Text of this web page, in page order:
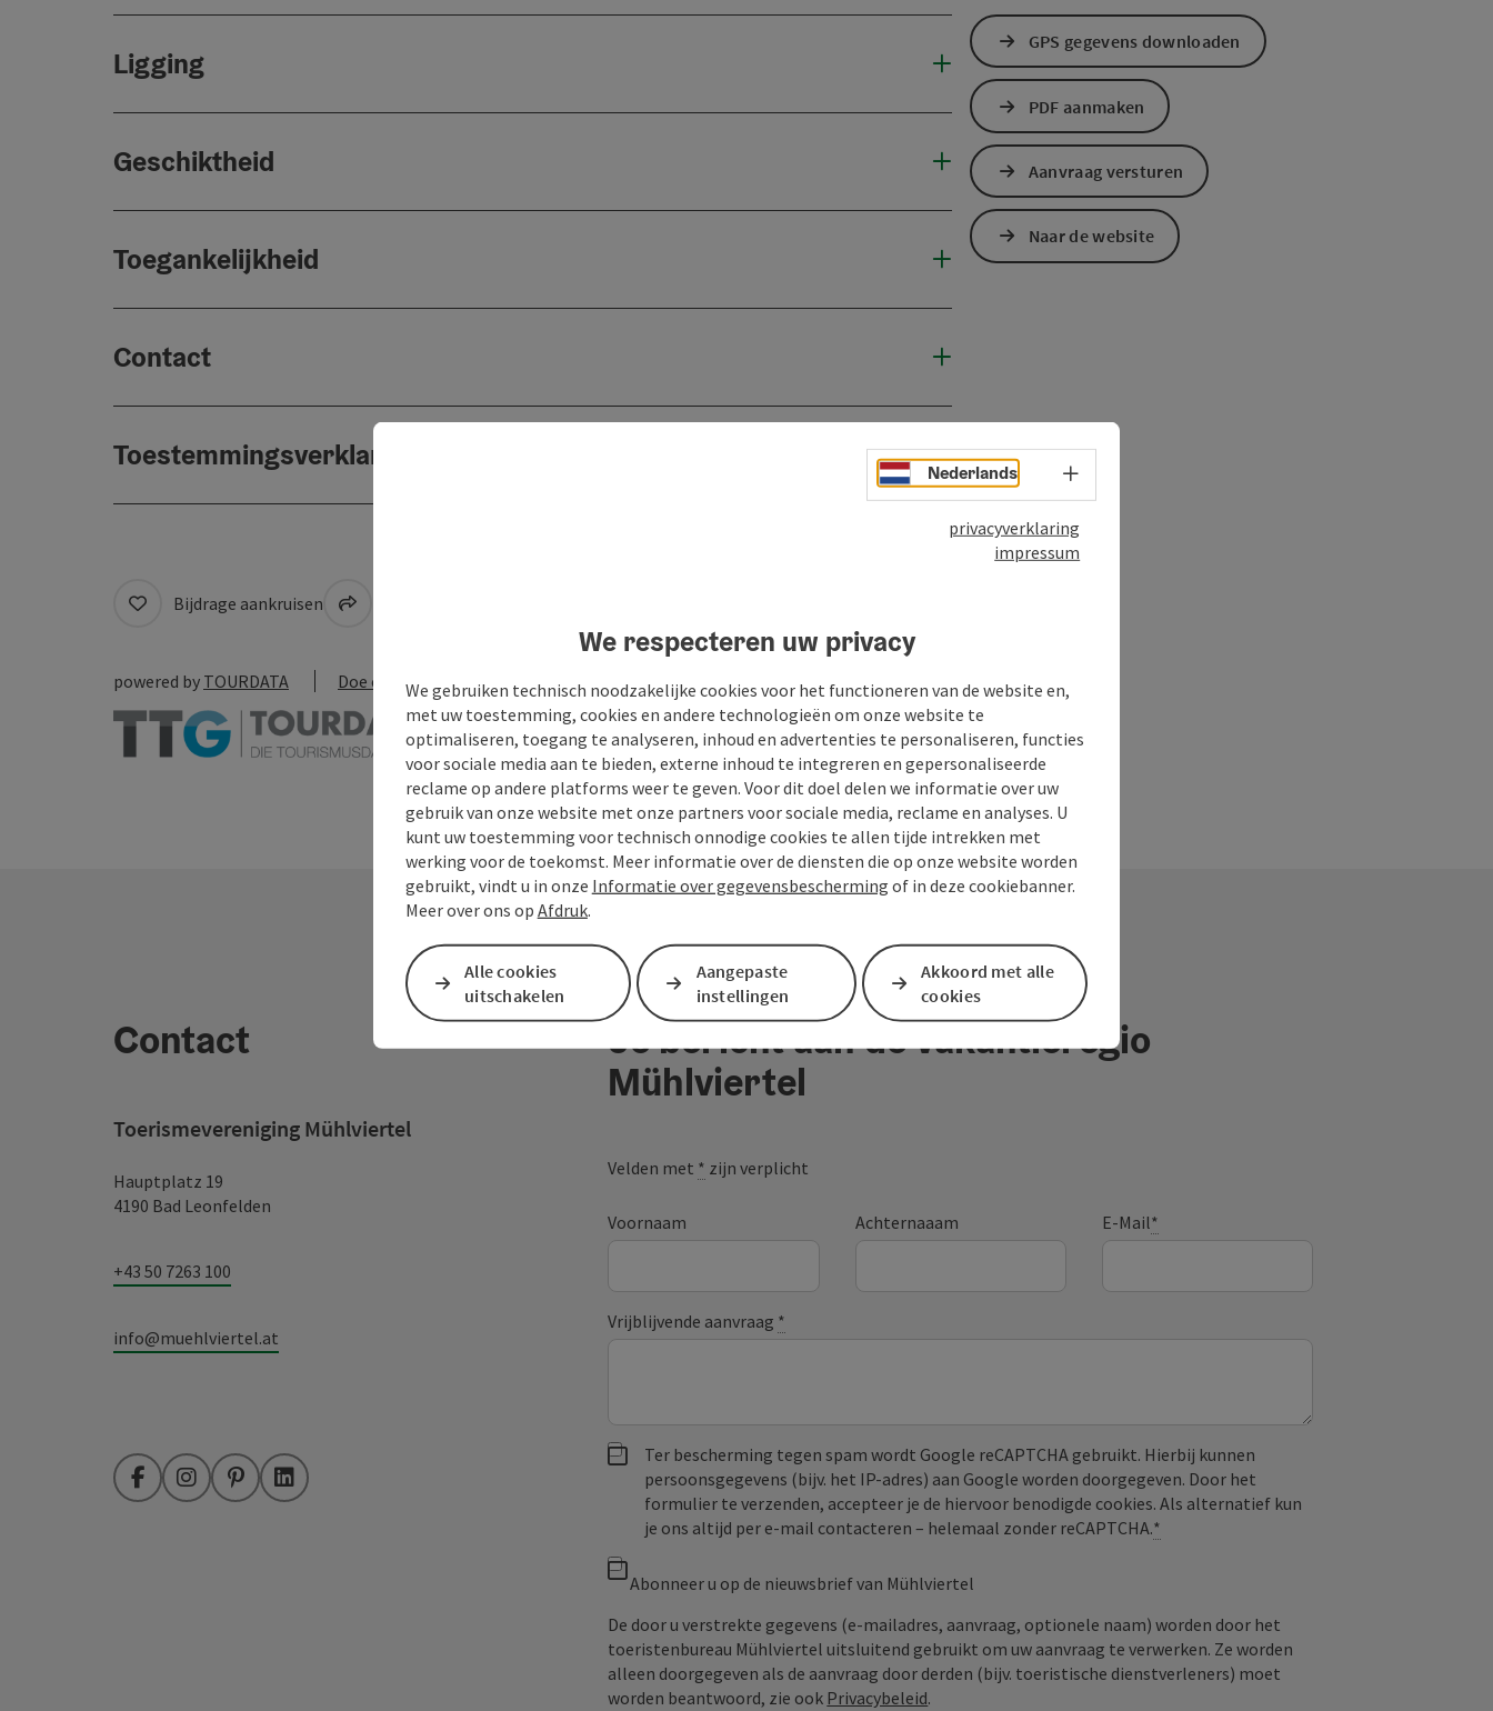
Ligging
Geschiktheid
Toegankelijkheid
Contact
Toestemmingsverklaring
GPS gegevens downloaden
PDF aanmaken
Aanvraag versturen
Naar de website
Bijdrage aankruisen
powered by TOURDATA Doe een suggestie
Contact
Toerismevereniging Mühlviertel
Hauptplatz 19
4190 Bad Leonfelden
+43 50 7263 100
info@muehlviertel.at
FacebookInstagramPinterestLinkedIn
Je bericht aan de vakantieregio
Mühlviertel
Velden met * zijn verplicht
Voornaam Achternaaam E-Mail*
Vrijblijvende aanvraag *
Ter bescherming tegen spam wordt Google reCAPTCHA gebruikt. Hierbij kunnen
persoonsgegevens (bijv. het IP-adres) aan Google worden doorgegeven. Door het
formulier te verzenden, accepteer je de hiervoor benodigde cookies. Als alternatief kun
je ons altijd per e‑mail contacteren – helemaal zonder reCAPTCHA.*
Abonneer u op de nieuwsbrief van Mühlviertel
De door u verstrekte gegevens (e-mailadres, aanvraag, optionele naam) worden door het
toeristenbureau Mühlviertel uitsluitend gebruikt om uw aanvraag te verwerken. Ze worden
alleen doorgegeven als de aanvraag door derden (bijv. toeristische dienstverleners) moet
worden beantwoord, zie ook Privacybeleid.
Nederlands Taalkeuze - menu openen
privacyverklaring
impressum
We respecteren uw privacy
We gebruiken technisch noodzakelijke cookies voor het functioneren van de website en,
met uw toestemming, cookies en andere technologieën om onze website te
optimaliseren, toegang te analyseren, inhoud en advertenties te personaliseren, functies
voor sociale media aan te bieden, externe inhoud te integreren en gepersonaliseerde
reclame op andere platforms weer te geven. Voor dit doel delen we informatie over uw
gebruik van onze website met onze partners voor sociale media, reclame en analyses. U
kunt uw toestemming voor technisch onnodige cookies te allen tijde intrekken met
werking voor de toekomst. Meer informatie over de diensten die op onze website worden
gebruikt, vindt u in onze Informatie over gegevensbescherming of in deze cookiebanner.
Meer over ons op Afdruk.
Alle cookies
uitschakelen
Aangepaste
instellingen
Akkoord met alle
cookies